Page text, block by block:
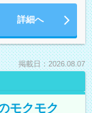
詳細へ
掲載日：2026.08.07
モクモク